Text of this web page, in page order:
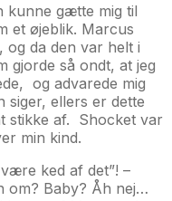
kunne gætte mig til
et øjeblik. Marcus
og da den var helt i
gjorde så ondt, at jeg
og advarede mig
siger, ellers er dette
stikke af. Shocket var
min kind.
ked af det”! –
om? Baby? Åh nej…